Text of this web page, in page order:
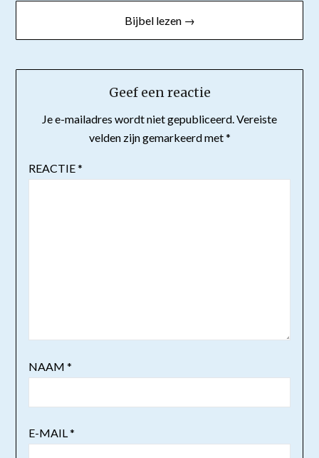
Bijbel lezen →
Geef een reactie
Je e-mailadres wordt niet gepubliceerd. Vereiste
velden zijn gemarkeerd met*
REACTIE*
NAAM *
E-MAIL *